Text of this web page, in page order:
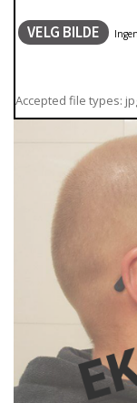
VELG BILDE
Accepted file types: